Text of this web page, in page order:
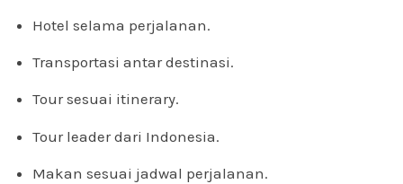
Hotel selama perjalanan.
Transportasi antar destinasi.
Tour sesuai itinerary.
Tour leader dari Indonesia.
Makan sesuai jadwal perjalanan.